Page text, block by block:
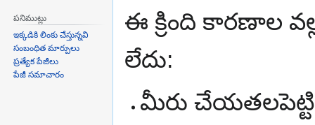
to
navigation
to
ఈ క్రింది కారణాల
లేదు:
మీరు
పనిముట్లు
ఇక్కడికి లింకు చేస్తున్నవి
సంబంధిత మార్పులు
ప్రత్యేక పేజీలు
పేజీ సమాచారం